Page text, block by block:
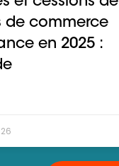
de commerce
en 2025 :